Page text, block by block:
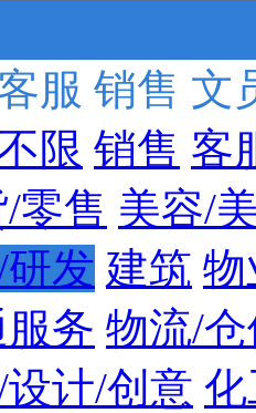
服 销售 文
限 销售 客
零售 美容/
发 建筑 物
务 物流/
计/创意